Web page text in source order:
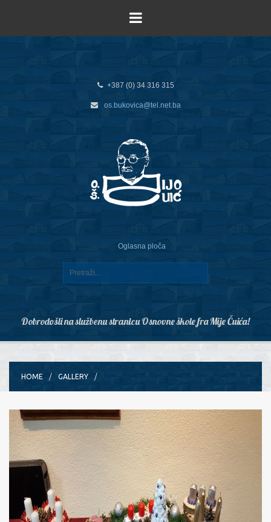
+387 (0) 34 316 315
os.bukovica@tel.net.ba
Oglasna ploča
Dobrodošli na službenu stranicu Osnovne škole fra Mije Čuića!
HOME GALLERY